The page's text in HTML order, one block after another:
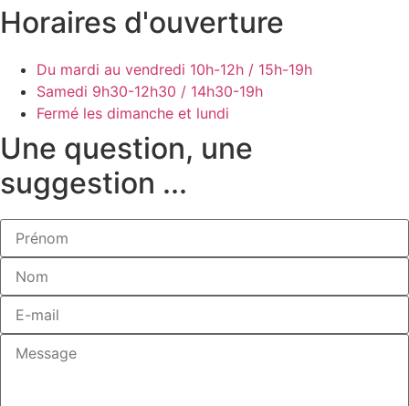
Horaires d'ouverture
Du mardi au vendredi 10h-12h / 15h-19h
Samedi 9h30-12h30 / 14h30-19h
Fermé les dimanche et lundi
Une question, une
suggestion ...